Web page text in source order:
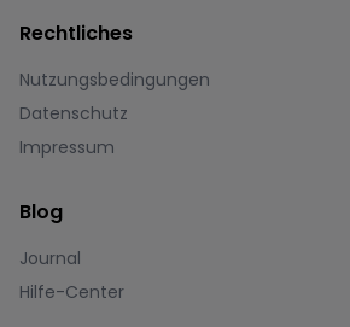
Rechtliches
Nutzungsbedingungen
Datenschutz
Impressum
Blog
Journal
Hilfe-Center